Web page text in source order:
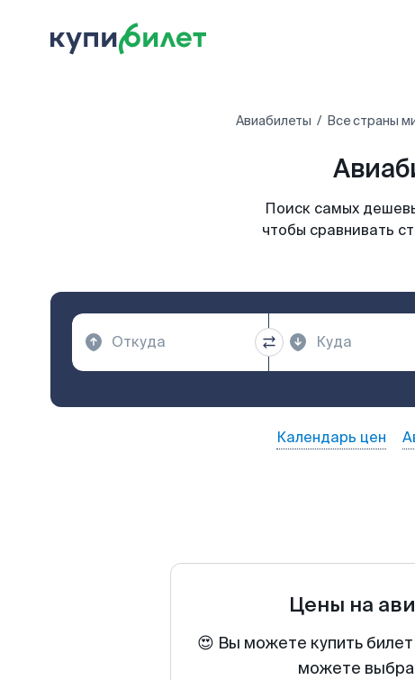
Авиабилеты Все страны
Поиск самых
чтобы сравнивать
Календарь цен
Цены на
😍 Вы можете купить
можете